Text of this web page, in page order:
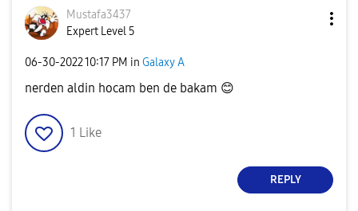
Mustafa3437
Expert Level 5
‎06-30-202210:17 PM in Galaxy A
nerden aldin hocam ben de bakam 😊
1 Like
REPLY